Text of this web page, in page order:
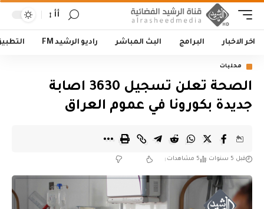
أأ
اخر الاخبار البرامج البث المباشر راديو الرشيد FM
محليات
الصحة تعلن تسجيل 3630 اصابة
جديدة بكورونا في عموم العراق
قبل 5 سنوات 5 مشاهدات